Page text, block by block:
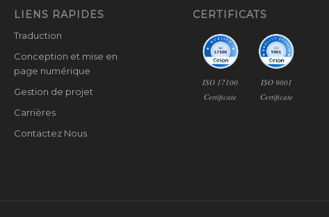
LIENS RAPIDES
Traduction
Conception et mise en
page numérique
Gestion de projet
Carrières
Contactez Nous
CERTIFICATS
ISO 17100
Certificate
ISO 9001
Certificate